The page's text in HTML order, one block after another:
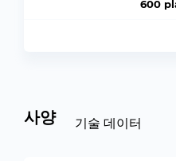
600
사양 기술 데이터